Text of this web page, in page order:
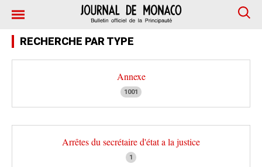
RECHERCHE PAR TYPE
Annexe
1001
Arrêtes du secrétaire d'état a la justice
1